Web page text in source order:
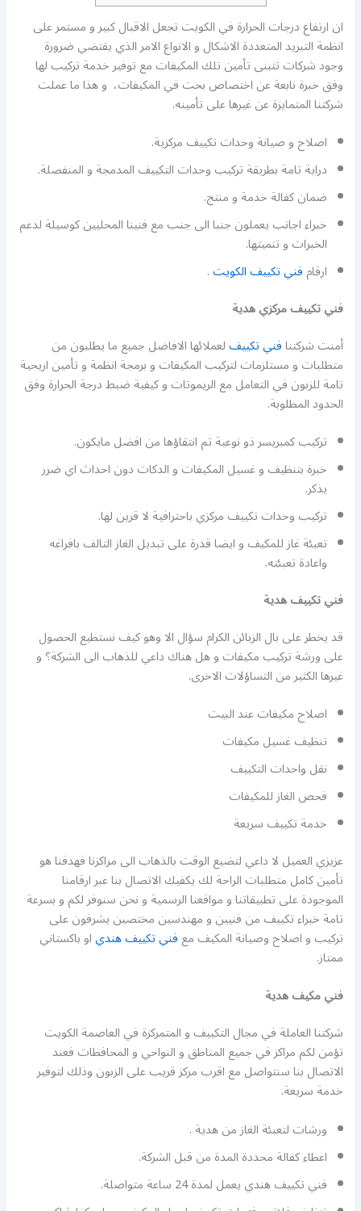
ان ارتفاع درجات الحرارة في الكويت تجعل الاقبال كبير و مستمر على
انظمة التبريد المتعددة الاشكال و الانواع الامر الذي يقتضي ضرورة
وجود شركات تتبنى تأمين تلك المكيفات مع توفير خدمة تركيب لها
وفق خبرة نابعة عن اختصاص بحت في المكيفات، و هذا ما عملت
شركتنا المتمايزة عن غيرها على تأمينه.
اصلاح و صيانة وحدات تكييف مركزية.
دراية تامة بطريقة تركيب وحدات التكييف المدمجة و المنفصلة.
ضمان كفالة خدمة و منتج.
خبراء اجانب يعملون جنبا الى جنب مع فنينا المحليين كوسيلة لدعم
الخبرات و تنميتها.
ارقامفني تكييف الكويت.
فني تكييف مركزي هدية
أمنت شركتنافني تكييفلعملائها الافاضل جميع ما يطلبون من
متطلبات و مستلزمات لتركيب المكيفات و برمجة انظمة و تأمين اريحية
تامة للزبون في التعامل مع الريموتات و كيفية ضبط درجة الحرارة وفق
الحدود المطلوبة.
تركيب كمبريسر ذو نوعية تم انتقاؤها من افضل مايكون.
خبرة بتنظيف و غسيل المكيفات و الدكات دون احداث اي ضرر
يذكر.
تركيب وحدات تكييف مركزي باحترافية لا قرين لها.
تعبئة غاز للمكيف و ايضا قدرة على تبديل الغاز التالف بافراغه
واعادة تعبئته.
فني تكييف هدية
قد يخطر على بال الزبائن الكرام سؤال الا وهو كيف نستطيع الحصول
على ورشة تركيب مكيفات و هل هناك داعي للذهاب الى الشركة؟ و
غيرها الكثير من التساؤلات الاخرى.
اصلاح مكيفات عند البيت
تنظيف غسيل مكيفات
نقل واحدات التكييف
فحص الغاز للمكيفات
خدمة تكييف سريعة
عزيزي العميل لا داعي لتضيع الوقت بالذهاب الى مراكزنا فهدفنا هو
تأمين كامل متطلبات الراحة لك يكفيك الاتصال بنا عبر ارقامنا
الموجودة على تطبيقاتنا و مواقعنا الرسمية و نحن سنوفر لكم و بسرعة
تامة خبراء تكييف من فنيين و مهندسين مختصين يشرفون على
تركيب و اصلاح وصيانة المكيف معفني تكييف هندياو باكستاني
ممتاز.
فني مكيف هدية
شركتنا العاملة في مجال التكييف و المتمركزة في العاصمة الكويت
تؤمن لكم مراكز في جميع المناطق و النواحي و المحافظات فعند
الاتصال بنا سنتواصل مع اقرب مركز قريب على الزبون وذلك لتوفير
خدمة سريعة.
ورشات لتعبئة الغاز من هدية .
اعطاء كفالة محددة المدة من قبل الشركة.
فني تكييف هندي يعمل لمدة 24 ساعة متواصلة.